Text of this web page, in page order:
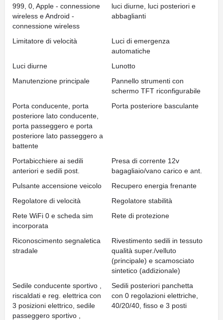
999, 0, Apple - connessione
wireless e Android -
connessione wireless
luci diurne, luci posteriori e
abbaglianti
Limitatore di velocità
Luci di emergenza
automatiche
Luci diurne
Lunotto
Manutenzione principale
Pannello strumenti con
schermo TFT riconfigurabile
Porta conducente, porta
posteriore lato conducente,
porta passeggero e porta
posteriore lato passeggero a
battente
Porta posteriore basculante
Portabicchiere ai sedili
anteriori e sedili post.
Presa di corrente 12v
bagagliaio/vano carico e ant.
Pulsante accensione veicolo
Recupero energia frenante
Regolatore di velocità
Regolatore stabilità
Rete WiFi 0 e scheda sim
incorporata
Rete di protezione
Riconoscimento segnaletica
stradale
Rivestimento sedili in tessuto
qualità super./velluto
(principale) e scamosciato
sintetico (addizionale)
Sedile conducente sportivo ,
riscaldati e reg. elettrica con
3 posizioni elettrico, sedile
passeggero sportivo ,
Sedili posteriori panchetta
con 0 regolazioni elettriche,
40/20/40, fisso e 3 posti